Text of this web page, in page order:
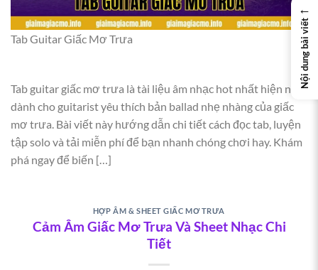
Tab Guitar Giấc Mơ Trưa
Tab guitar giấc mơ trưa là tài liệu âm nhạc hot nhất hiện nay
dành cho guitarist yêu thích bản ballad nhẹ nhàng của giấc
mơ trưa. Bài viết này hướng dẫn chi tiết cách đọc tab, luyện
tập solo và tải miễn phí để bạn nhanh chóng chơi hay. Khám
phá ngay để biến […]
HỢP ÂM & SHEET GIẤC MƠ TRƯA
Cảm Âm Giấc Mơ Trưa Và Sheet Nhạc Chi
Tiết
←
Nội dung bài viết